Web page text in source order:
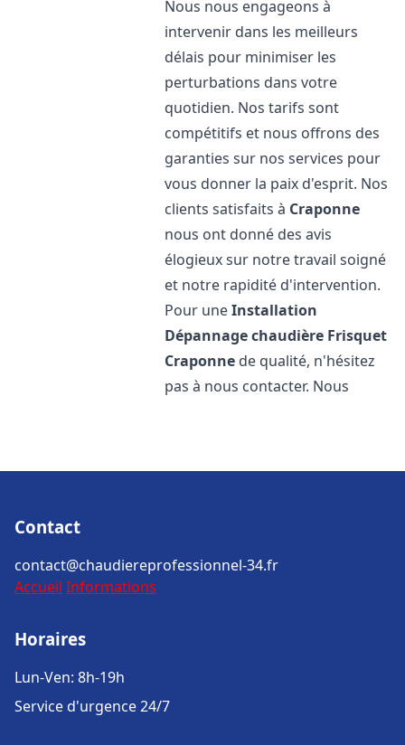
Nous nous engageons à
intervenir dans les meilleurs
délais pour minimiser les
perturbations dans votre
quotidien. Nos tarifs sont
compétitifs et nous offrons des
garanties sur nos services pour
vous donner la paix d'esprit. Nos
clients satisfaits à Craponne
nous ont donné des avis
élogieux sur notre travail soigné
et notre rapidité d'intervention.
Pour uneInstallation
Dépannage chaudière Frisquet
Craponne de qualité, n'hésitez
pas à nous contacter. Nous
Contact
contact@chaudiereprofessionnel-34.fr
Accueil Informations
Horaires
Lun-Ven: 8h-19h
Service d'urgence 24/7